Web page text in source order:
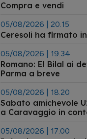
Compra e vendi
05/08/2026 | 20.15
Ceresoli ha firmato
05/08/2026 | 19.34
Romano: El Bilal ai
Parma a breve
05/08/2026 | 18.20
Sabato amichevole
a Caravaggio in
05/08/2026 | 17.00